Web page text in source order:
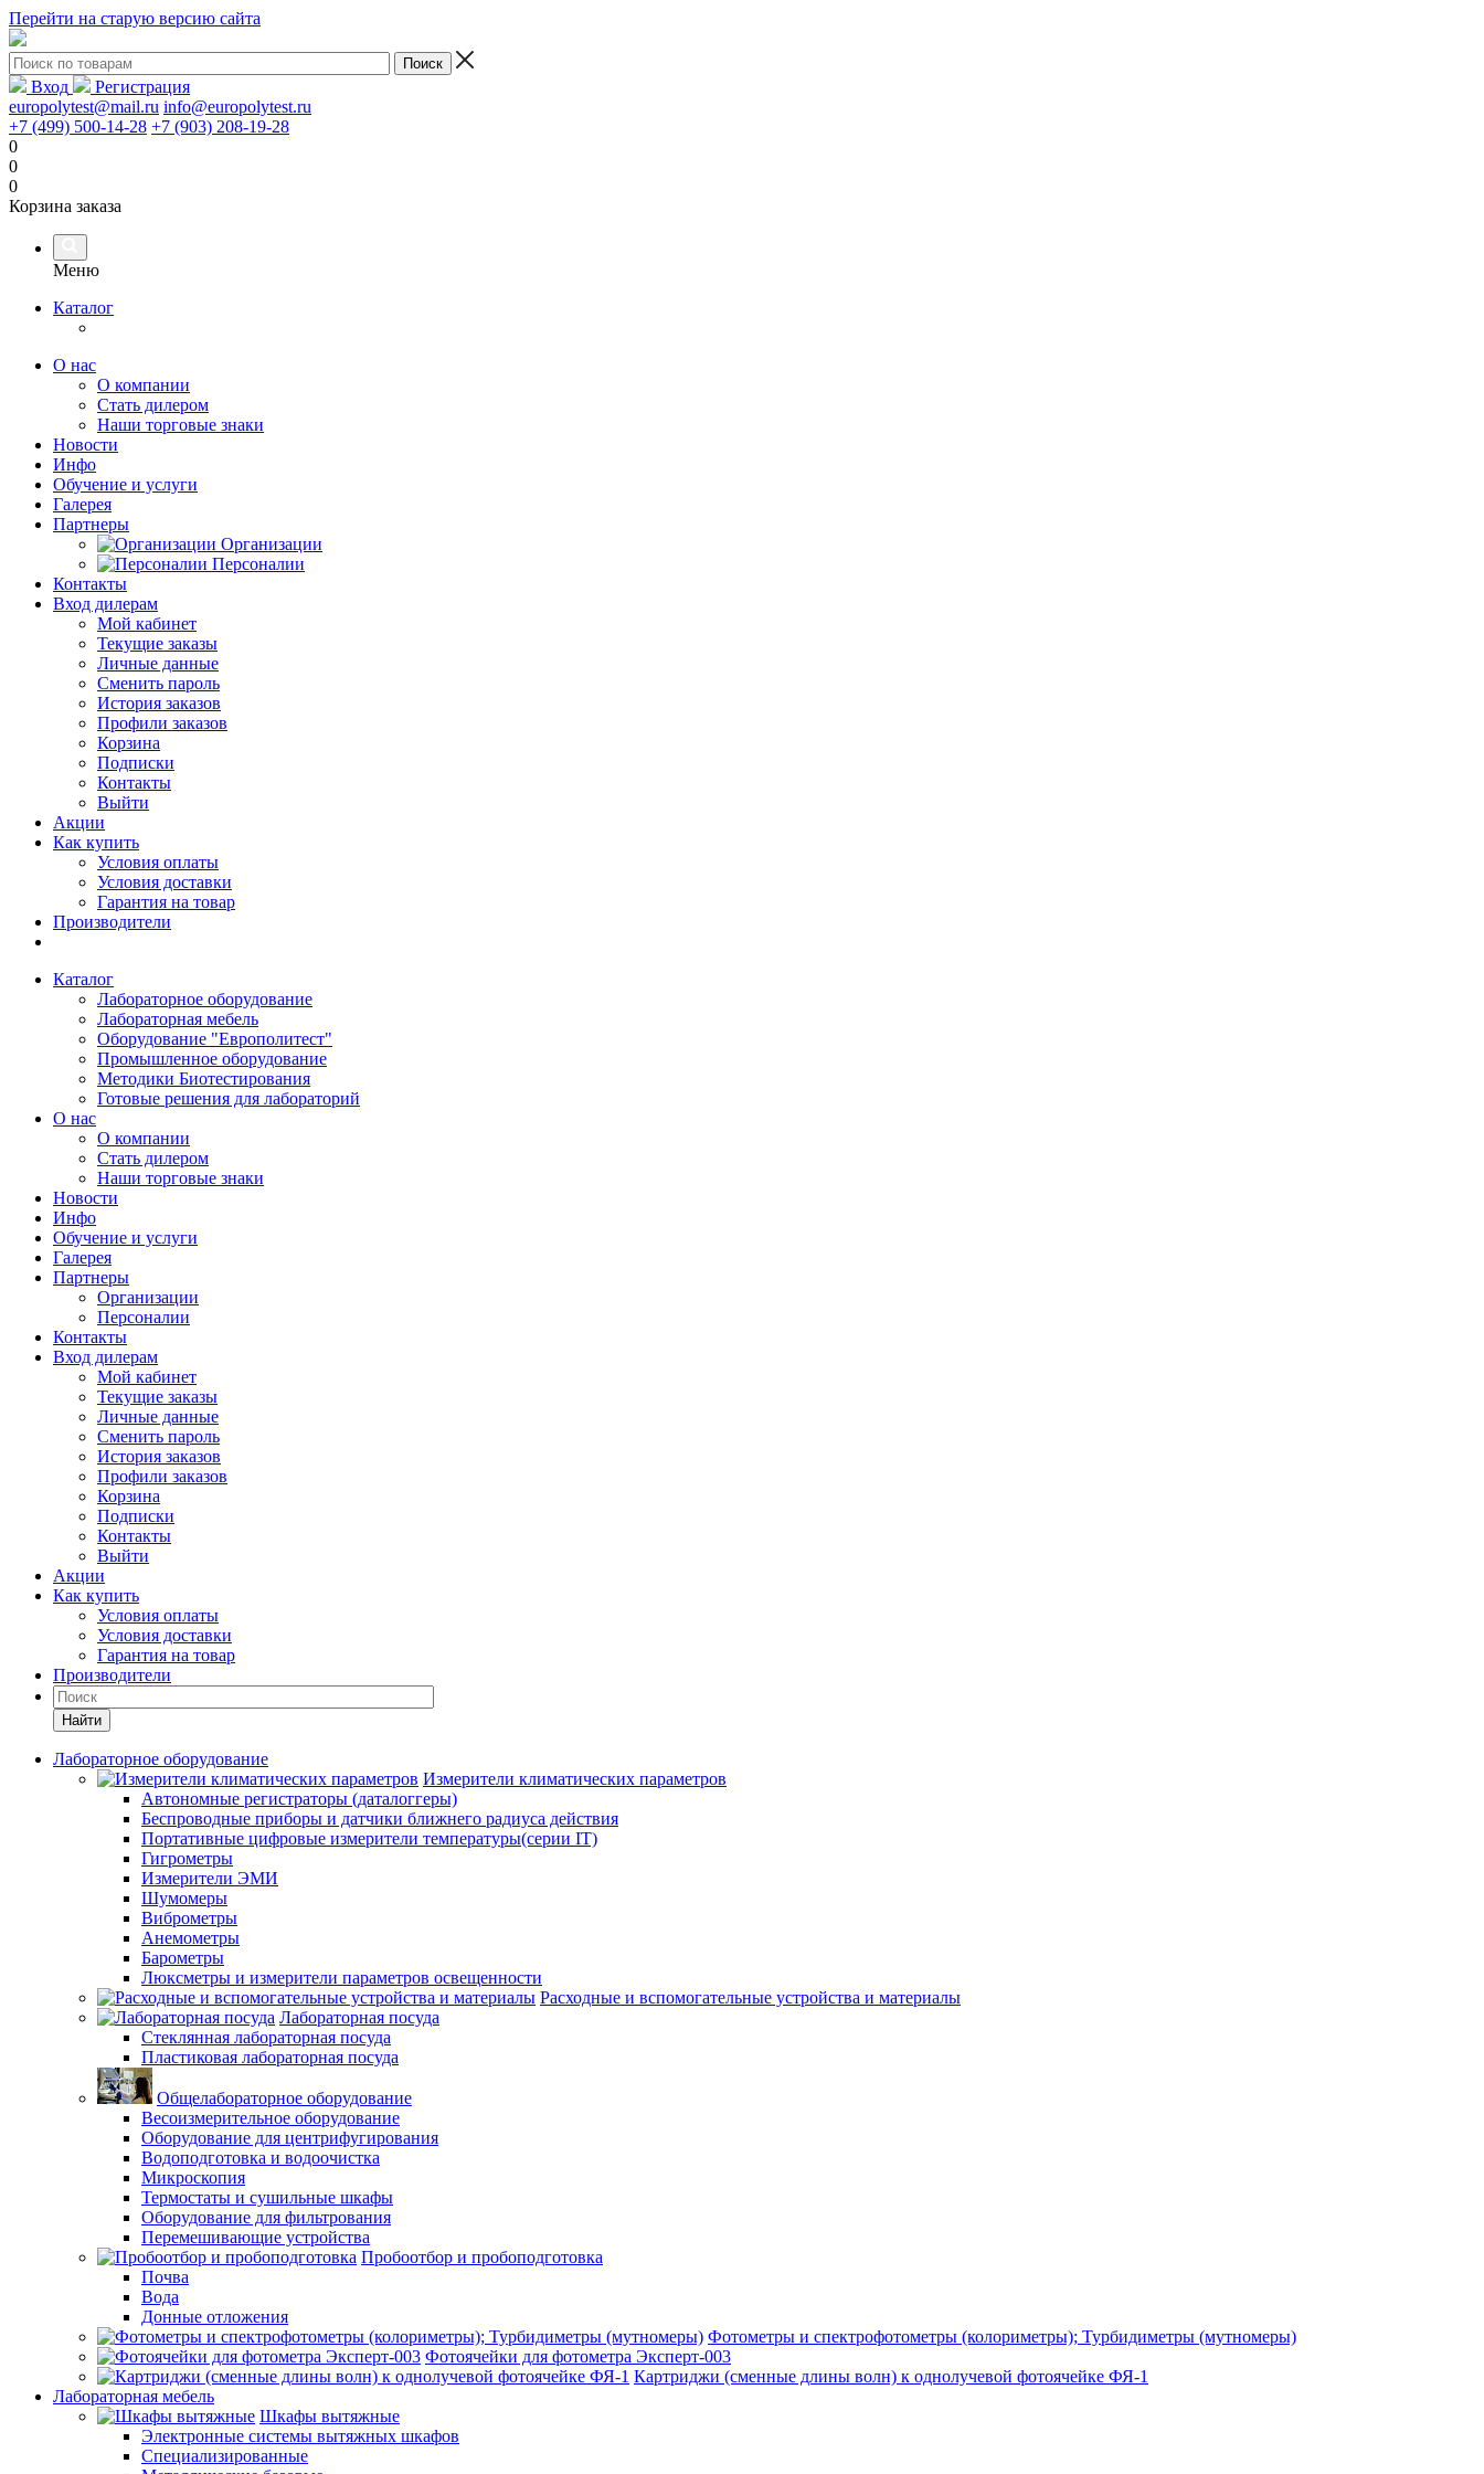
Перейти на старую версию сайта
Вход
Регистрация
europolytest@mail.ru info@europolytest.ru
+7 (499) 500-14-28 +7 (903) 208-19-28
0
0
0
Корзина заказа
Меню
Каталог
О нас
О компании
Стать дилером
Наши торговые знаки
Новости
Инфо
Обучение и услуги
Галерея
Партнеры
Организации
Персоналии
Контакты
Вход дилерам
Мой кабинет
Текущие заказы
Личные данные
Сменить пароль
История заказов
Профили заказов
Корзина
Подписки
Контакты
Выйти
Акции
Как купить
Условия оплаты
Условия доставки
Гарантия на товар
Производители
Каталог
Лабораторное оборудование
Лабораторная мебель
Оборудование "Европолитест"
Промышленное оборудование
Методики Биотестирования
Готовые решения для лабораторий
О нас
О компании
Стать дилером
Наши торговые знаки
Новости
Инфо
Обучение и услуги
Галерея
Партнеры
Организации
Персоналии
Контакты
Вход дилерам
Мой кабинет
Текущие заказы
Личные данные
Сменить пароль
История заказов
Профили заказов
Корзина
Подписки
Контакты
Выйти
Акции
Как купить
Условия оплаты
Условия доставки
Гарантия на товар
Производители
Найти
Лабораторное оборудование
Измерители климатических параметров
Автономные регистраторы (даталоггеры)
Беспроводные приборы и датчики ближнего радиуса действия
Портативные цифровые измерители температуры(серии IT)
Гигрометры
Измерители ЭМИ
Шумомеры
Виброметры
Анемометры
Барометры
Люксметры и измерители параметров освещенности
Расходные и вспомогательные устройства и материалы
Лабораторная посуда
Стеклянная лабораторная посуда
Пластиковая лабораторная посуда
Общелабораторное оборудование
Весоизмерительное оборудование
Оборудование для центрифугирования
Водоподготовка и водоочистка
Микроскопия
Термостаты и сушильные шкафы
Оборудование для фильтрования
Перемешивающие устройства
Пробоотбор и пробоподготовка
Почва
Вода
Донные отложения
Фотометры и спектрофотометры (колориметры); Турбидиметры (мутномеры)
Фотоячейки для фотометра Эксперт-003
Картриджи (сменные длины волн) к однолучевой фотоячейке ФЯ-1
Лабораторная мебель
Шкафы вытяжные
Электронные системы вытяжных шкафов
Специализированные